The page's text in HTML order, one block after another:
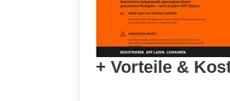
+ Vorteile &